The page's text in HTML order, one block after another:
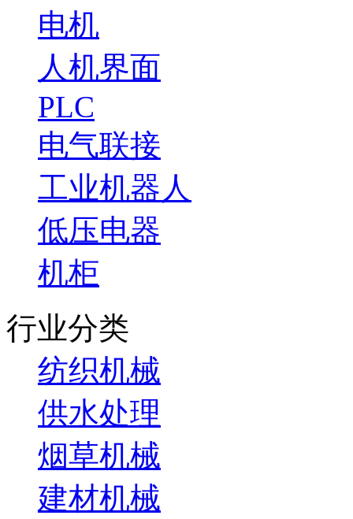
电机
人机界面
PLC
电气联接
工业机器人
低压电器
机柜
行业分类
纺织机械
供水处理
烟草机械
建材机械